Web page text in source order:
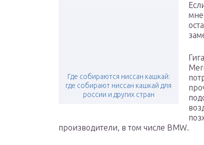
Где собираются ниссан кашкай:
где собирают ниссан кашкай для
россии и других стран
мне
производители, в том числе BMW.